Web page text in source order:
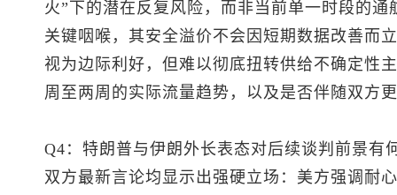
火”下的潜在反复风险，而非当前单一时段的
关键咽喉，其安全溢价不会因短期数据改善而
视为边际利好，但难以彻底扭转供给不确定性
周至两周的实际流量趋势，以及是否伴随双方
Q4：特朗普与伊朗外长表态对后续谈判前景有
双方最新言论均显示出强硬立场：美方强调耐